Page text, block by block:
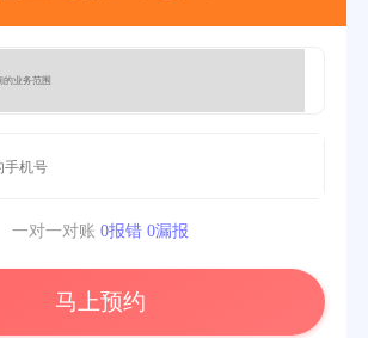
一对一对账 0报错 0漏报
马上预约